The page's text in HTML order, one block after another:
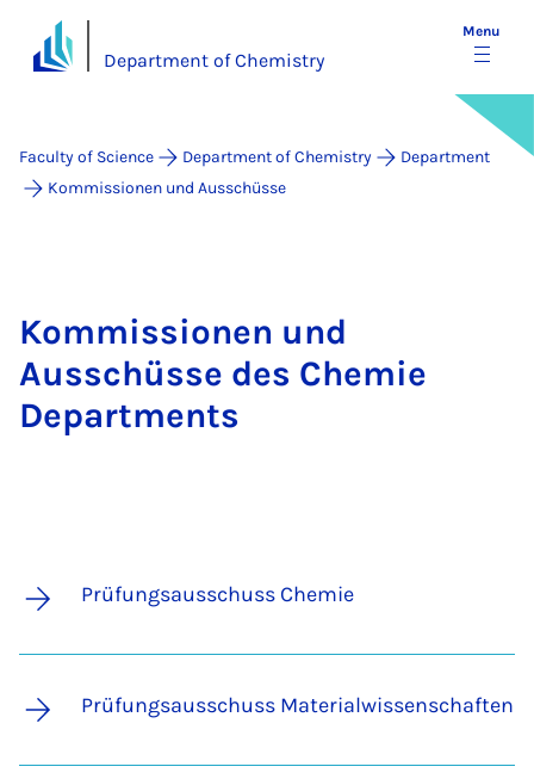
Department of Chemistry
Menu
Faculty of Science Department of Chemistry
Department
Kommissionen und Ausschüsse
Kommissionen und
Ausschüsse des Chemie
Departments
Prüfungsausschuss Chemie
Prüfungsausschuss Materialwissenschaften